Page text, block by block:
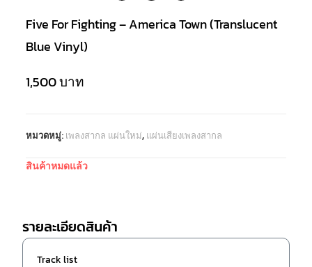
Five For Fighting – America Town (Translucent
Blue Vinyl)
1,500บาท
หมวดหมู่: เพลงสากล แผ่นใหม่, แผ่นเสียงเพลงสากล
สินค้าหมดแล้ว
รายละเอียดสินค้า
Track list